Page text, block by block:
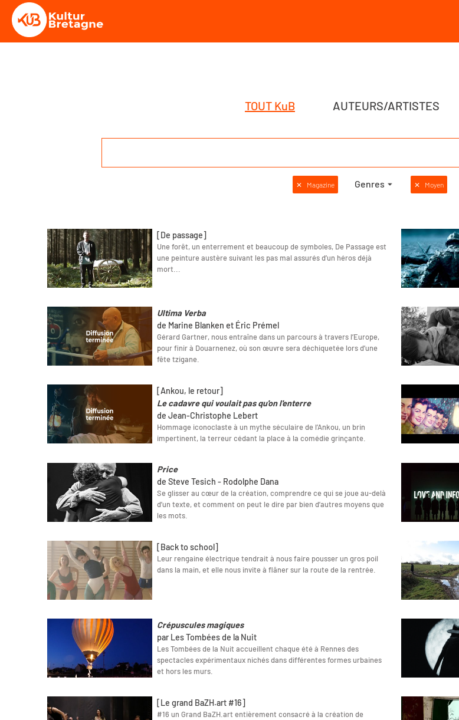
TOUT KuB AUTEURS/ARTISTES
✕ Magazine Genres ✕ Moyen
[De passage]
Une forêt, un enterrement et beaucoup de symboles, De Passage est
une peinture austère suivant les pas mal assurés d’un héros déjà
mort...
Ultima Verba
de Marine Blanken et Éric Prémel
Gérard Gartner, nous entraîne dans un parcours à travers l’Europe,
pour finir à Douarnenez, où son œuvre sera déchiquetée lors d’une
fête tzigane.
[Ankou, le retour]
Le cadavre qui voulait pas qu'on l'enterre
de Jean-Christophe Lebert
Hommage iconoclaste à un mythe séculaire de l’Ankou, un brin
impertinent, la terreur cédant la place à la comédie grinçante.
Price
de Steve Tesich - Rodolphe Dana
Se glisser au cœur de la création, comprendre ce qui se joue au-delà
d’un texte, et comment on peut le dire par bien d’autres moyens que
les mots.
[Back to school]
Leur rengaine électrique tendrait à nous faire pousser un gros poil
dans la main, et elle nous invite à flâner sur la route de la rentrée.
Crépuscules magiques
par Les Tombées de la Nuit
Les Tombées de la Nuit accueillent chaque été à Rennes des
spectacles expérimentaux nichés dans différentes formes urbaines
et hors les murs.
[Le grand BaZH.art #16]
#16 un Grand BaZH.art entièrement consacré à la création de